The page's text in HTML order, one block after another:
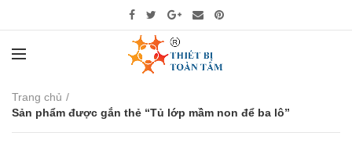
Trang chủ
Sản phẩm được gắn thẻ “Tủ lớp mầm non để ba lô”